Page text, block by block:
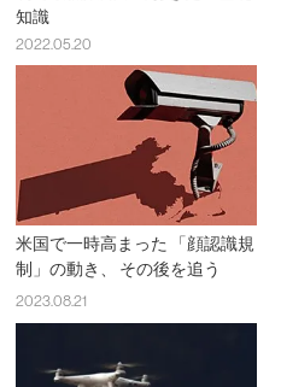
知識
2022.05.20
米国で一時高まった 「顔認識規
制」の動き、 その後を追う
2023.08.21